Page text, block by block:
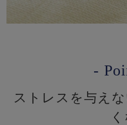
-
ストレスを与え